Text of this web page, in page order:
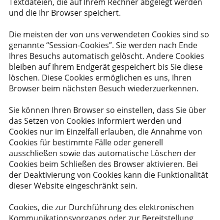
und die Ihr Browser speichert.
Die meisten der von uns verwendeten Cookies sind so
genannte “Session-Cookies”. Sie werden nach Ende
Ihres Besuchs automatisch gelöscht. Andere Cookies
bleiben auf Ihrem Endgerät gespeichert bis Sie diese
löschen. Diese Cookies ermöglichen es uns, Ihren
Browser beim nächsten Besuch wiederzuerkennen.
Sie können Ihren Browser so einstellen, dass Sie über
das Setzen von Cookies informiert werden und
Cookies nur im Einzelfall erlauben, die Annahme von
Cookies für bestimmte Fälle oder generell
ausschließen sowie das automatische Löschen der
Cookies beim Schließen des Browser aktivieren. Bei
der Deaktivierung von Cookies kann die Funktionalität
dieser Website eingeschränkt sein.
Cookies, die zur Durchführung des elektronischen